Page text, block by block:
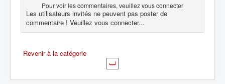
Pour voir les commentaires, veuillez vous connecter
Les utilisateurs invités ne peuvent pas poster de
commentaire ! Veuillez vous connecter...
Revenir à la catégorie